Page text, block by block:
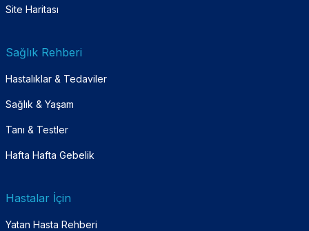
Site Haritası
Sağlık Rehberi
Hastalıklar & Tedaviler
Sağlık & Yaşam
Tanı & Testler
Hafta Hafta Gebelik
Hastalar İçin
Yatan Hasta Rehberi